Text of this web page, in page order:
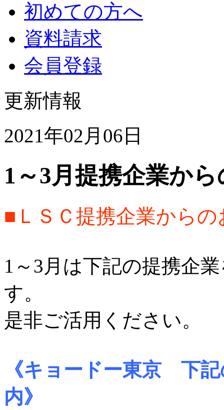
初めての方へ
資料請求
会員登録
更新情報
2021年02月06日
1～3月提携企業か
■ＬＳＣ提携企業から
1～3月は下記の提携企
す。
是非ご活用ください。
《キョードー東京 下
内》